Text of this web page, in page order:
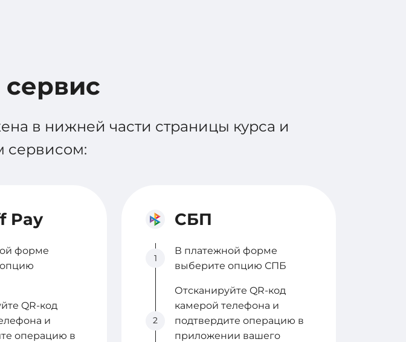
в нижней части страницы курса и
сервисом:
Pay
форме
QR-код
и
операцию в
СБП
1
В платежной форме
выберите опцию СПБ
2
Отсканируйте QR-код
камерой телефона и
подтвердите операцию в
приложении вашего